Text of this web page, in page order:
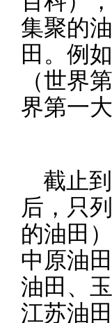
集聚的
田。例
（世界
界第一
截止
后，只
的油田
中原油
油田、
江苏油